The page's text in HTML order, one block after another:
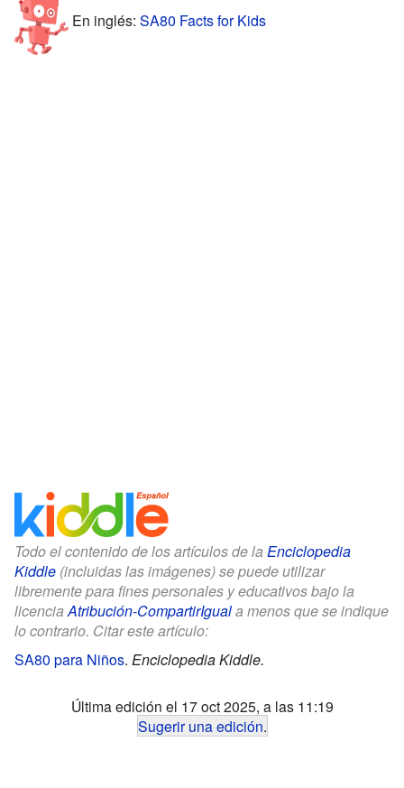
En inglés: SA80 Facts for Kids
Todo el contenido de los artículos de la Enciclopedia
Kiddle (incluidas las imágenes) se puede utilizar
libremente para fines personales y educativos bajo la
licenciaAtribución-CompartirIguala menos que se indique
lo contrario. Citar este artículo:
SA80 para Niños. Enciclopedia Kiddle.
Última edición el 17 oct 2025, a las 11:19
Sugerir una edición.